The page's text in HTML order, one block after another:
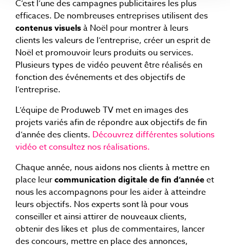
C’est l’une des campagnes publicitaires les plus
efficaces. De nombreuses entreprises utilisent des
contenus visuelsà Noël pour montrer à leurs
clients les valeurs de l’entreprise, créer un esprit de
Noël et promouvoir leurs produits ou services.
Plusieurs types de vidéo peuvent être réalisés en
fonction des événements et des objectifs de
l’entreprise.
L’équipe de Produweb TV met en images des
projets variés afin de répondre aux objectifs de fin
d’année des clients. Découvrez différentes solutions
vidéo et consultez nos réalisations.
Chaque année, nous aidons nos clients à mettre en
place leurcommunication digitale de fin d’annéeet
nous les accompagnons pour les aider à atteindre
leurs objectifs. Nos experts sont là pour vous
conseiller et ainsi attirer de nouveaux clients,
obtenir des likes et plus de commentaires, lancer
des concours, mettre en place des annonces,